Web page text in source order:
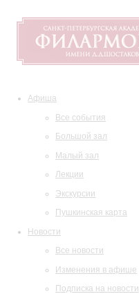
Афиша
Все события
Большой зал
Малый зал
Лекции
Экскурсии
Пушкинская карта
Новости
Все новости
Изменения в афише
Подписка на новости